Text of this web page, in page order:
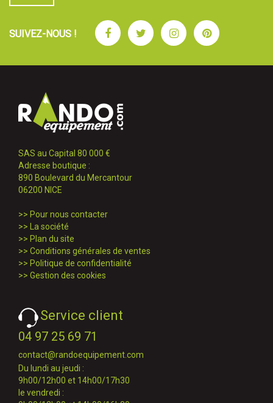
SUIVEZ-NOUS ! FacebookTwitterInstagramPinterest
SAS au Capital 80 000 €
Adresse boutique :
890 Boulevard du Mercantour
06200 NICE
>> Pour nous contacter
>>
La société
>> Plan du site
>> Conditions générales de ventes
>> Politique de confidentialité
>> Gestion des cookies
Service client
04 97 25 69 71
contact@randoequipement.com
Du lundi au jeudi :
9h00/12h00 et 14h00/17h30
le vendredi :